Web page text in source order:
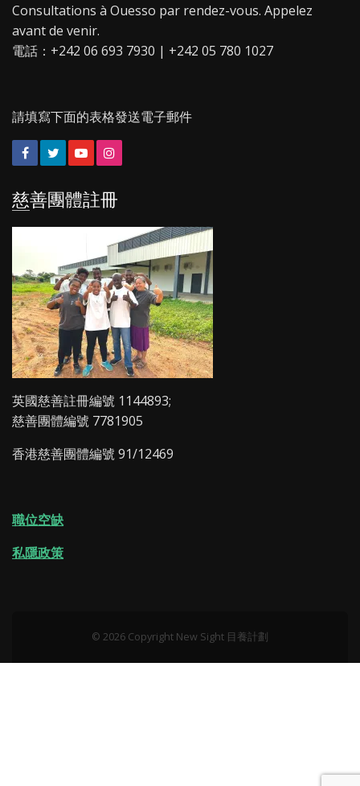
Consultations à Ouesso par rendez-vous. Appelez
avant de venir.
電話：+242 06 693 7930 | +242 05 780 1027
請填寫下面的表格發送電子郵件
FacebookTwitterYouTube
慈善團體註冊
英國慈善註冊編號 1144893;
慈善團體編號 7781905
香港慈善團體編號 91/12469
職位空缺
私隱政策
© 2026 Copyright New Sight 目養計劃‎